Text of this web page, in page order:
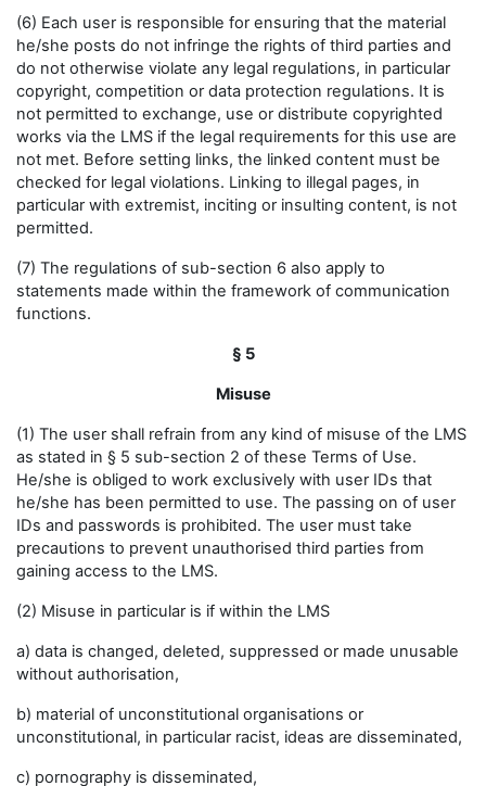
(6) Each user is responsible for ensuring that the material
he/she posts do not infringe the rights of third parties and
do not otherwise violate any legal regulations, in particular
copyright, competition or data protection regulations. It is
not permitted to exchange, use or distribute copyrighted
works via the LMS if the legal requirements for this use are
not met. Before setting links, the linked content must be
checked for legal violations. Linking to illegal pages, in
particular with extremist, inciting or insulting content, is not
permitted.
(7) The regulations of sub-section 6 also apply to
statements made within the framework of communication
functions.
§ 5
Misuse
(1) The user shall refrain from any kind of misuse of the LMS
as stated in § 5 sub-section 2 of these Terms of Use.
He/she is obliged to work exclusively with user IDs that
he/she has been permitted to use. The passing on of user
IDs and passwords is prohibited. The user must take
precautions to prevent unauthorised third parties from
gaining access to the LMS.
(2) Misuse in particular is if within the LMS
a) data is changed, deleted, suppressed or made unusable
without authorisation,
b) material of unconstitutional organisations or
unconstitutional, in particular racist, ideas are disseminated,
c) pornography is disseminated,